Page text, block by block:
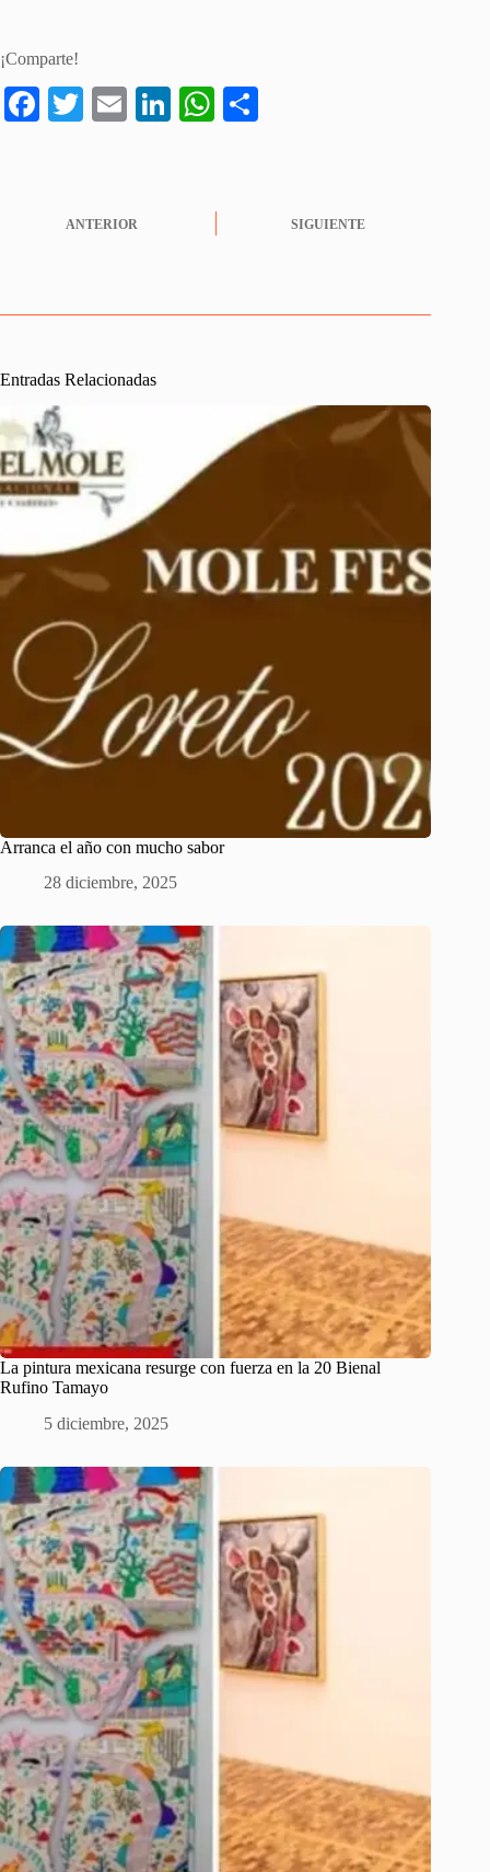
¡Comparte!
Fa
ok
T
r
E
Li
W
A
pp
ANTERIOR SIGUIENTE
Entradas Relacionadas
Arranca el año con mucho sabor
28 diciembre, 2025
La pintura mexicana resurge con fuerza en la 20 Bienal
Rufino Tamayo
5 diciembre, 2025